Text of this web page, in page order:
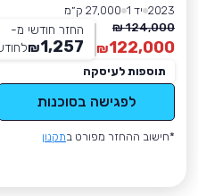
2023 יד 1
27,000 ק״מ
124,000 ₪
122,000
₪
החזר חודשי מ-
1,257
₪
תוספות לעיסקה
לפגישה בסוכנות
*חישוב ההחזר מפורט בתקנון